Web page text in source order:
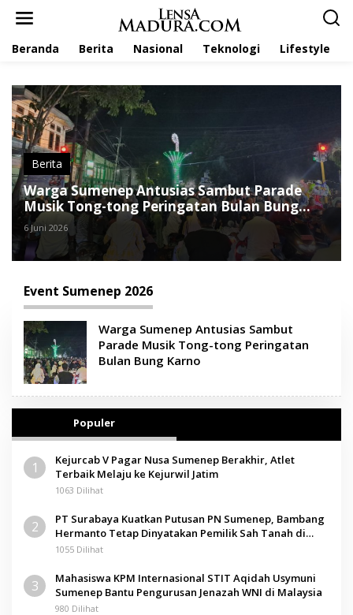
Beranda Berita Nasional Teknologi Lifestyle
Berita
Warga Sumenep Antusias Sambut Parade
Musik Tong-tong Peringatan Bulan Bung
Karno
6 Juni 2026
Event Sumenep 2026
Warga Sumenep Antusias Sambut
Parade Musik Tong-tong Peringatan
Bulan Bung Karno
Populer
1
Kejurcab V Pagar Nusa Sumenep Berakhir, Atlet
Terbaik Melaju ke Kejurwil Jatim
1063 Dilihat
2
PT Surabaya Kuatkan Putusan PN Sumenep, Bambang
Hermanto Tetap Dinyatakan Pemilik Sah Tanah di
Pamolokan
1055 Dilihat
3
Mahasiswa KPM Internasional STIT Aqidah Usymuni
Sumenep Bantu Pengurusan Jenazah WNI di Malaysia
980 Dilihat